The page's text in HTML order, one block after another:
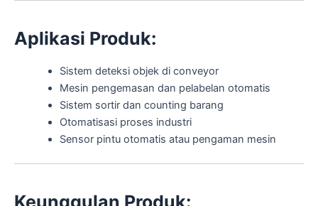
Aplikasi Produk:
Sistem deteksi objek di conveyor
Mesin pengemasan dan pelabelan otomatis
Sistem sortir dan counting barang
Otomatisasi proses industri
Sensor pintu otomatis atau pengaman mesin